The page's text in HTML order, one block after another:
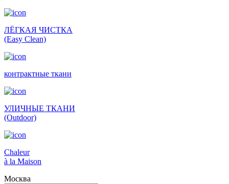
ЛЁГКАЯ ЧИСТКА
(Easy Clean)
контрактные ткани
УЛИЧНЫЕ ТКАНИ
(Outdoor)
Сhaleur
à la Maison
Москва